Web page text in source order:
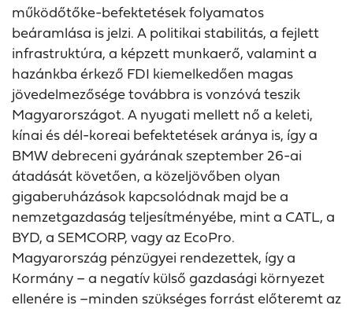
működőtőke-befektetések folyamatos
beáramlása is jelzi. A politikai stabilitás, a fejlett
infrastruktúra, a képzett munkaerő, valamint a
hazánkba érkező FDI kiemelkedően magas
jövedelmezősége továbbra is vonzóvá teszik
Magyarországot. A nyugati mellett nő a keleti,
kínai és dél-koreai befektetések aránya is, így a
BMW debreceni gyárának szeptember 26-ai
átadását követően, a közeljövőben olyan
gigaberuházások kapcsolódnak majd be a
nemzetgazdaság teljesítményébe, mint a CATL, a
BYD, a SEMCORP, vagy az EcoPro.
Magyarország pénzügyei rendezettek, így a
Kormány – a negatív külső gazdasági környezet
ellenére is –minden szükséges forrást előteremt az